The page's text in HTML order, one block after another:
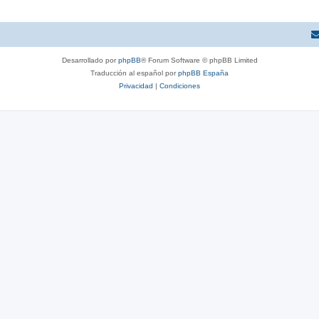
Desarrollado porphpBB® Forum Software © phpBB Limited
Traducción al español porphpBB España
Privacidad | Condiciones